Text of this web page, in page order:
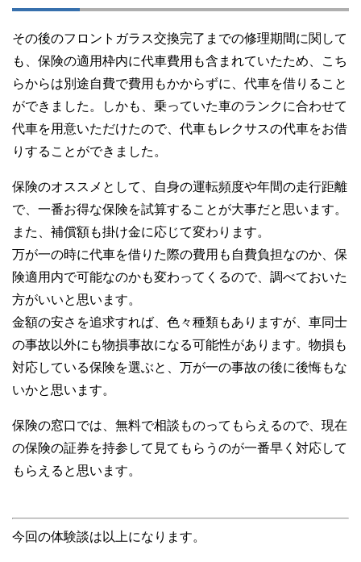
その後のフロントガラス交換完了までの修理期間に関して
も、保険の適用枠内に代車費用も含まれていたため、こち
らからは別途自費で費用もかからずに、代車を借りること
ができました。しかも、乗っていた車のランクに合わせて
代車を用意いただけたので、代車もレクサスの代車をお借
りすることができました。
保険のオススメとして、自身の運転頻度や年間の走行距離
で、一番お得な保険を試算することが大事だと思います。
また、補償額も掛け金に応じて変わります。
万が一の時に代車を借りた際の費用も自費負担なのか、保
険適用内で可能なのかも変わってくるので、調べておいた
方がいいと思います。
金額の安さを追求すれば、色々種類もありますが、車同士
の事故以外にも物損事故になる可能性があります。物損も
対応している保険を選ぶと、万が一の事故の後に後悔もな
いかと思います。
保険の窓口では、無料で相談ものってもらえるので、現在
の保険の証券を持参して見てもらうのが一番早く対応して
もらえると思います。
今回の体験談は以上になります。